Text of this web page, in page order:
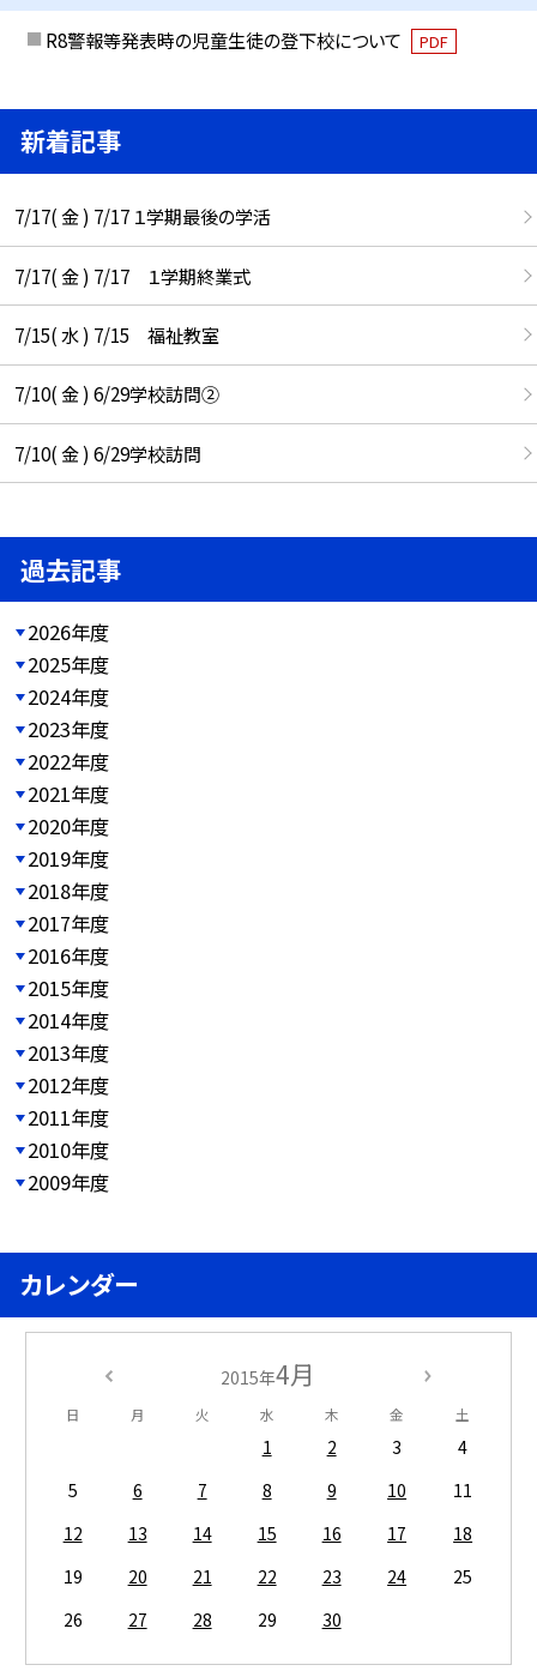
R8警報等発表時の児童生徒の登下校について PDF
新着記事
7/17( 金 ) 7/17 １学期最後の学活
7/17( 金 ) 7/17 １学期終業式
7/15( 水 ) 7/15 福祉教室
7/10( 金 ) 6/29学校訪問②
7/10( 金 ) 6/29学校訪問
過去記事
2026年度
2025年度
2024年度
2023年度
2022年度
2021年度
2020年度
2019年度
2018年度
2017年度
2016年度
2015年度
2014年度
2013年度
2012年度
2011年度
2010年度
2009年度
カレンダー
2015年4月
日 月 火 水 木 金 土
1 2 3
4
5
6 7 8 9 10
11
12
13 14 15 16 17
18
19
20 21 22 23 24
25
26
27 28 29 30